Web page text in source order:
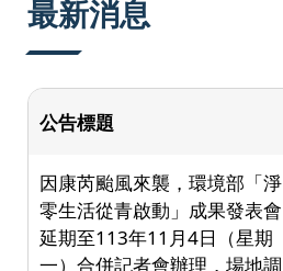
最新消息
公告標題
因康芮颱風來襲，環境部「淨
零生活從青啟動」成果發表會
延期至113年11月4日（星期
一）合併記者會辦理，場地調